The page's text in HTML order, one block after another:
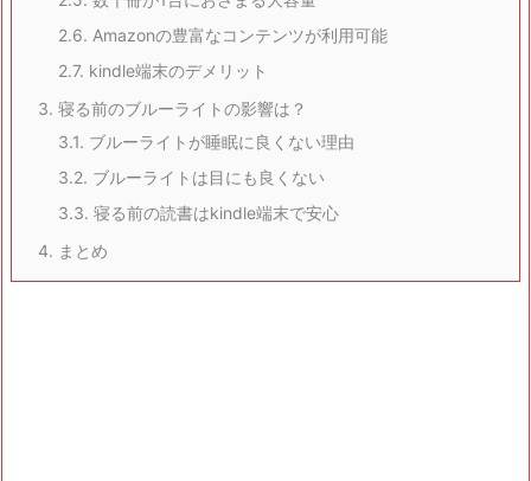
2.6. Amazonの豊富なコンテンツが利用可能
2.7. kindle端末のデメリット
3. 寝る前のブルーライトの影響は？
3.1. ブルーライトが睡眠に良くない理由
3.2. ブルーライトは目にも良くない
3.3. 寝る前の読書はkindle端末で安心
4. まとめ